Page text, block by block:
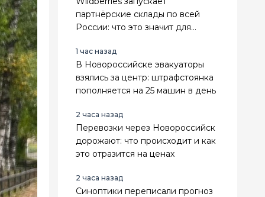
партнёрские склады по всей
России: что это значит для
1 час назад
В Новороссийске эвакуаторы
взялись за центр: штрафстоянка
пополняется на 25 машин в день
2 часа назад
Перевозки через Новороссийск
дорожают: что происходит и как
это отразится на ценах
2 часа назад
Синоптики переписали прогноз